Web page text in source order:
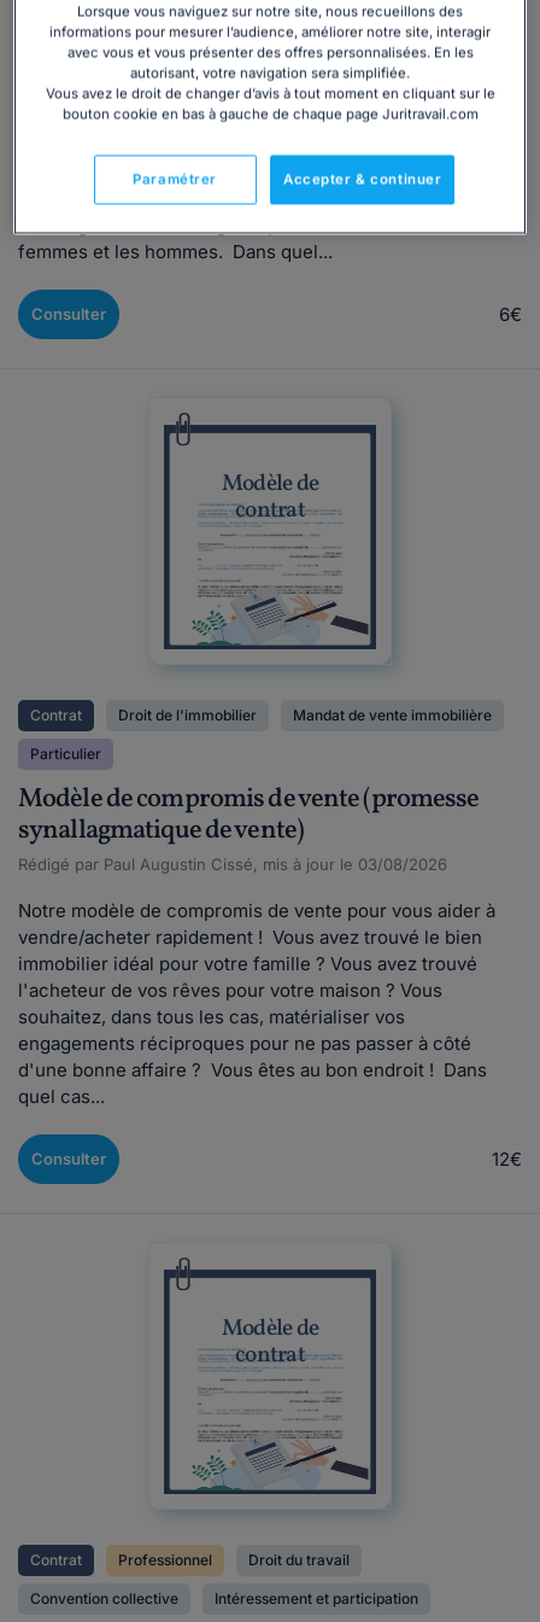
femmes/hommes
Rédigé par Alexandra Marion, mis à jour le 07/08/2026
Notre modèle d'accord sur l'égalité professionnelle pour
vous aider à être en conformité Dans les entreprises où
d'organisations représentatives, l'employeur a l’obligation
légale d’engager, au moins une fois tous les quatre ans,
femmes et les hommes. Dans quel...
Consulter 6€
Modèle de
contrat
Contrat Droit de l'immobilier Mandat de vente immobilière
Particulier
Modèle de compromis de vente (promesse
synallagmatique de vente)
Rédigé par Paul Augustin Cissé, mis à jour le 03/08/2026
Notre modèle de compromis de vente pour vous aider à
vendre/acheter rapidement ! Vous avez trouvé le bien
immobilier idéal pour votre famille ? Vous avez trouvé
l'acheteur de vos rêves pour votre maison ? Vous
souhaitez, dans tous les cas, matérialiser vos
engagements réciproques pour ne pas passer à côté
d'une bonne affaire ? Vous êtes au bon endroit ! Dans
quel cas...
Consulter 12€
Modèle de
contrat
Contrat Professionnel Droit du travail
Convention collective Intéressement et participation
Lorsque vous naviguez sur notre site, nous recueillons des
informations pour mesurer l’audience, améliorer notre site, interagir
avec vous et vous présenter des offres personnalisées. En les
autorisant, votre navigation sera simplifiée.
Vous avez le droit de changer d’avis à tout moment en cliquant sur le
bouton cookie en bas à gauche de chaque page Juritravail.com
Accepter & continuer
Paramétrer